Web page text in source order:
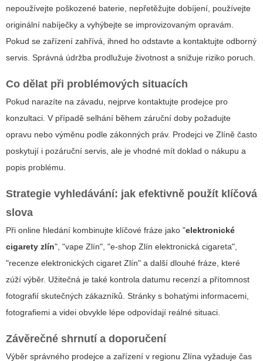
nepoužívejte poškozené baterie, nepřetěžujte dobíjení, používejte
originální nabíječky a vyhýbejte se improvizovaným opravám.
Pokud se zařízení zahřívá, ihned ho odstavte a kontaktujte odborný
servis. Správná údržba prodlužuje životnost a snižuje riziko poruch.
Co dělat při problémových situacích
Pokud narazíte na závadu, nejprve kontaktujte prodejce pro
konzultaci. V případě selhání během záruční doby požadujte
opravu nebo výměnu podle zákonných práv. Prodejci ve Zlíně často
poskytují i pozáruční servis, ale je vhodné mít doklad o nákupu a
popis problému.
Strategie vyhledávání: jak efektivně použít klíčová
slova
Při online hledání kombinujte klíčové fráze jako "elektronické
cigarety zlín", "vape Zlín", "e-shop Zlín elektronická cigareta",
"recenze elektronických cigaret Zlín" a další dlouhé fráze, které
zúží výběr. Užitečná je také kontrola datumu recenzí a přítomnost
fotografií skutečných zákazníků. Stránky s bohatými informacemi,
fotografiemi a videi obvykle lépe odpovídají reálné situaci.
Závěrečné shrnutí a doporučení
Výběr správného prodejce a zařízení v regionu Zlína vyžaduje čas